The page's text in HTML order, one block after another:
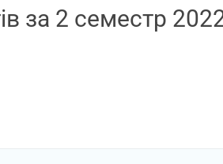
за 2 семестр